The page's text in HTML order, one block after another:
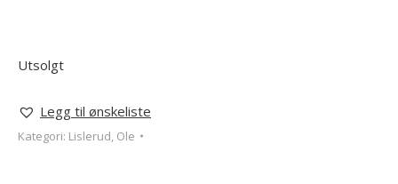
Utsolgt
Legg til ønskeliste
Kategori: Lislerud, Ole